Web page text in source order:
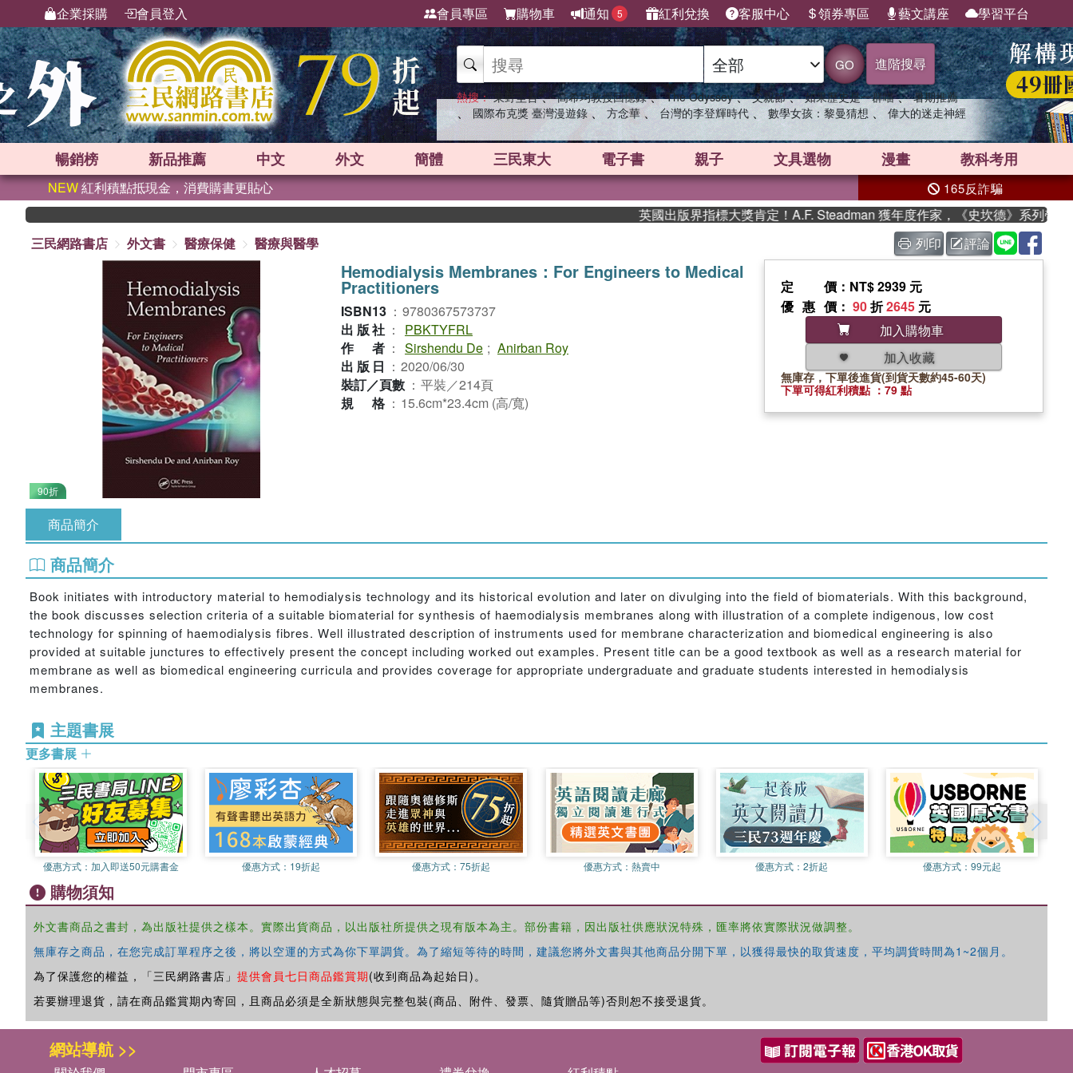
企業採購 會員登入 會員專區 購物車 通知 5 紅利兌換 客服中心 領券專區 藝文講座 學習平台
GO 進階搜尋
熱搜： 東野圭吾 、 高希均教授回憶錄 、 The Odyssey 、 父親節 、 如果歷史是一群喵 、 暑期推薦
、 國際布克獎 臺灣漫遊錄 、 方念華 、 台灣的李登輝時代 、 數學女孩：黎曼猜想 、 偉大的迷走神經
暢銷榜 新品推薦 中文 外文 簡體 三民東大 電子書 親子 文具選物 漫畫 教科考用
NEW紅利積點抵現金，消費購書更貼心 165反詐騙
英國出版界指標大獎肯定！A.F. Steadman 獲年度作家，《史坎德》系列帶你踏
三民網路書店
外文書 醫療保健 醫療與醫學 列印 評論
90折
Hemodialysis Membranes：For Engineers to Medical
Practitioners
ISBN13 ： 9780367573737
出版社 ：
PBKTYFRL
作者 ： Sirshendu De ; Anirban Roy
出版日 ： 2020/06/30
裝訂／頁數 ： 平裝／214頁
規格 ： 15.6cm*23.4cm (高/寬)
定價 ：NT$ 2939 元
優惠價 ： 90折2645 元
加入購物車
加入收藏
無庫存，下單後進貨(到貨天數約45-60天)
下單可得紅利積點 ：79 點
商品簡介
商品簡介
Book initiates with introductory material to hemodialysis technology and its historical evolution and later on divulging into the field of biomaterials. With this background,
the book discusses selection criteria of a suitable biomaterial for synthesis of haemodialysis membranes along with illustration of a complete indigenous, low cost
technology for spinning of haemodialysis fibres. Well illustrated description of instruments used for membrane characterization and biomedical engineering is also
provided at suitable junctures to effectively present the concept including worked out examples. Present title can be a good textbook as well as a research material for
membrane as well as biomedical engineering curricula and provides coverage for appropriate undergraduate and graduate students interested in hemodialysis
membranes.
主題書展
更多書展
優惠方式： 加入即送50元購書金 優惠方式： 19折起 優惠方式：75折起 優惠方式： 熱賣中 優惠方式：2折起 優惠方式：99元起
購物須知
外文書商品之書封，為出版社提供之樣本。實際出貨商品，以出版社所提供之現有版本為主。部份書籍，因出版社供應狀況特殊，匯率將依實際狀況做調整。
無庫存之商品，在您完成訂單程序之後，將以空運的方式為你下單調貨。為了縮短等待的時間，建議您將外文書與其他商品分開下單，以獲得最快的取貨速度，平均調貨時間為1~2個月。
為了保護您的權益，「三民網路書店」 提供會員七日商品鑑賞期(收到商品為起始日)。
若要辦理退貨，請在商品鑑賞期內寄回，且商品必須是全新狀態與完整包裝(商品、附件、發票、隨貨贈品等)否則恕不接受退貨。
網站導航 >>